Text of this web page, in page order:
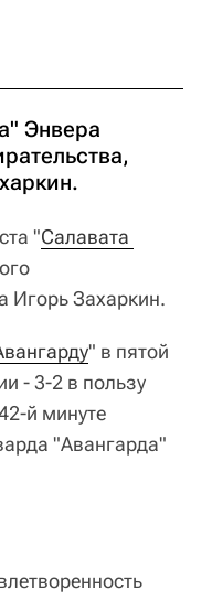
Энвера
"Салавата
Игорь Захаркин.
" в пятой
- 3-2 в пользу
й минуте
"Авангарда"